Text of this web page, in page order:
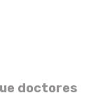
doctores